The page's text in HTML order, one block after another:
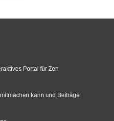
Portal für Zen
kann und Beiträge